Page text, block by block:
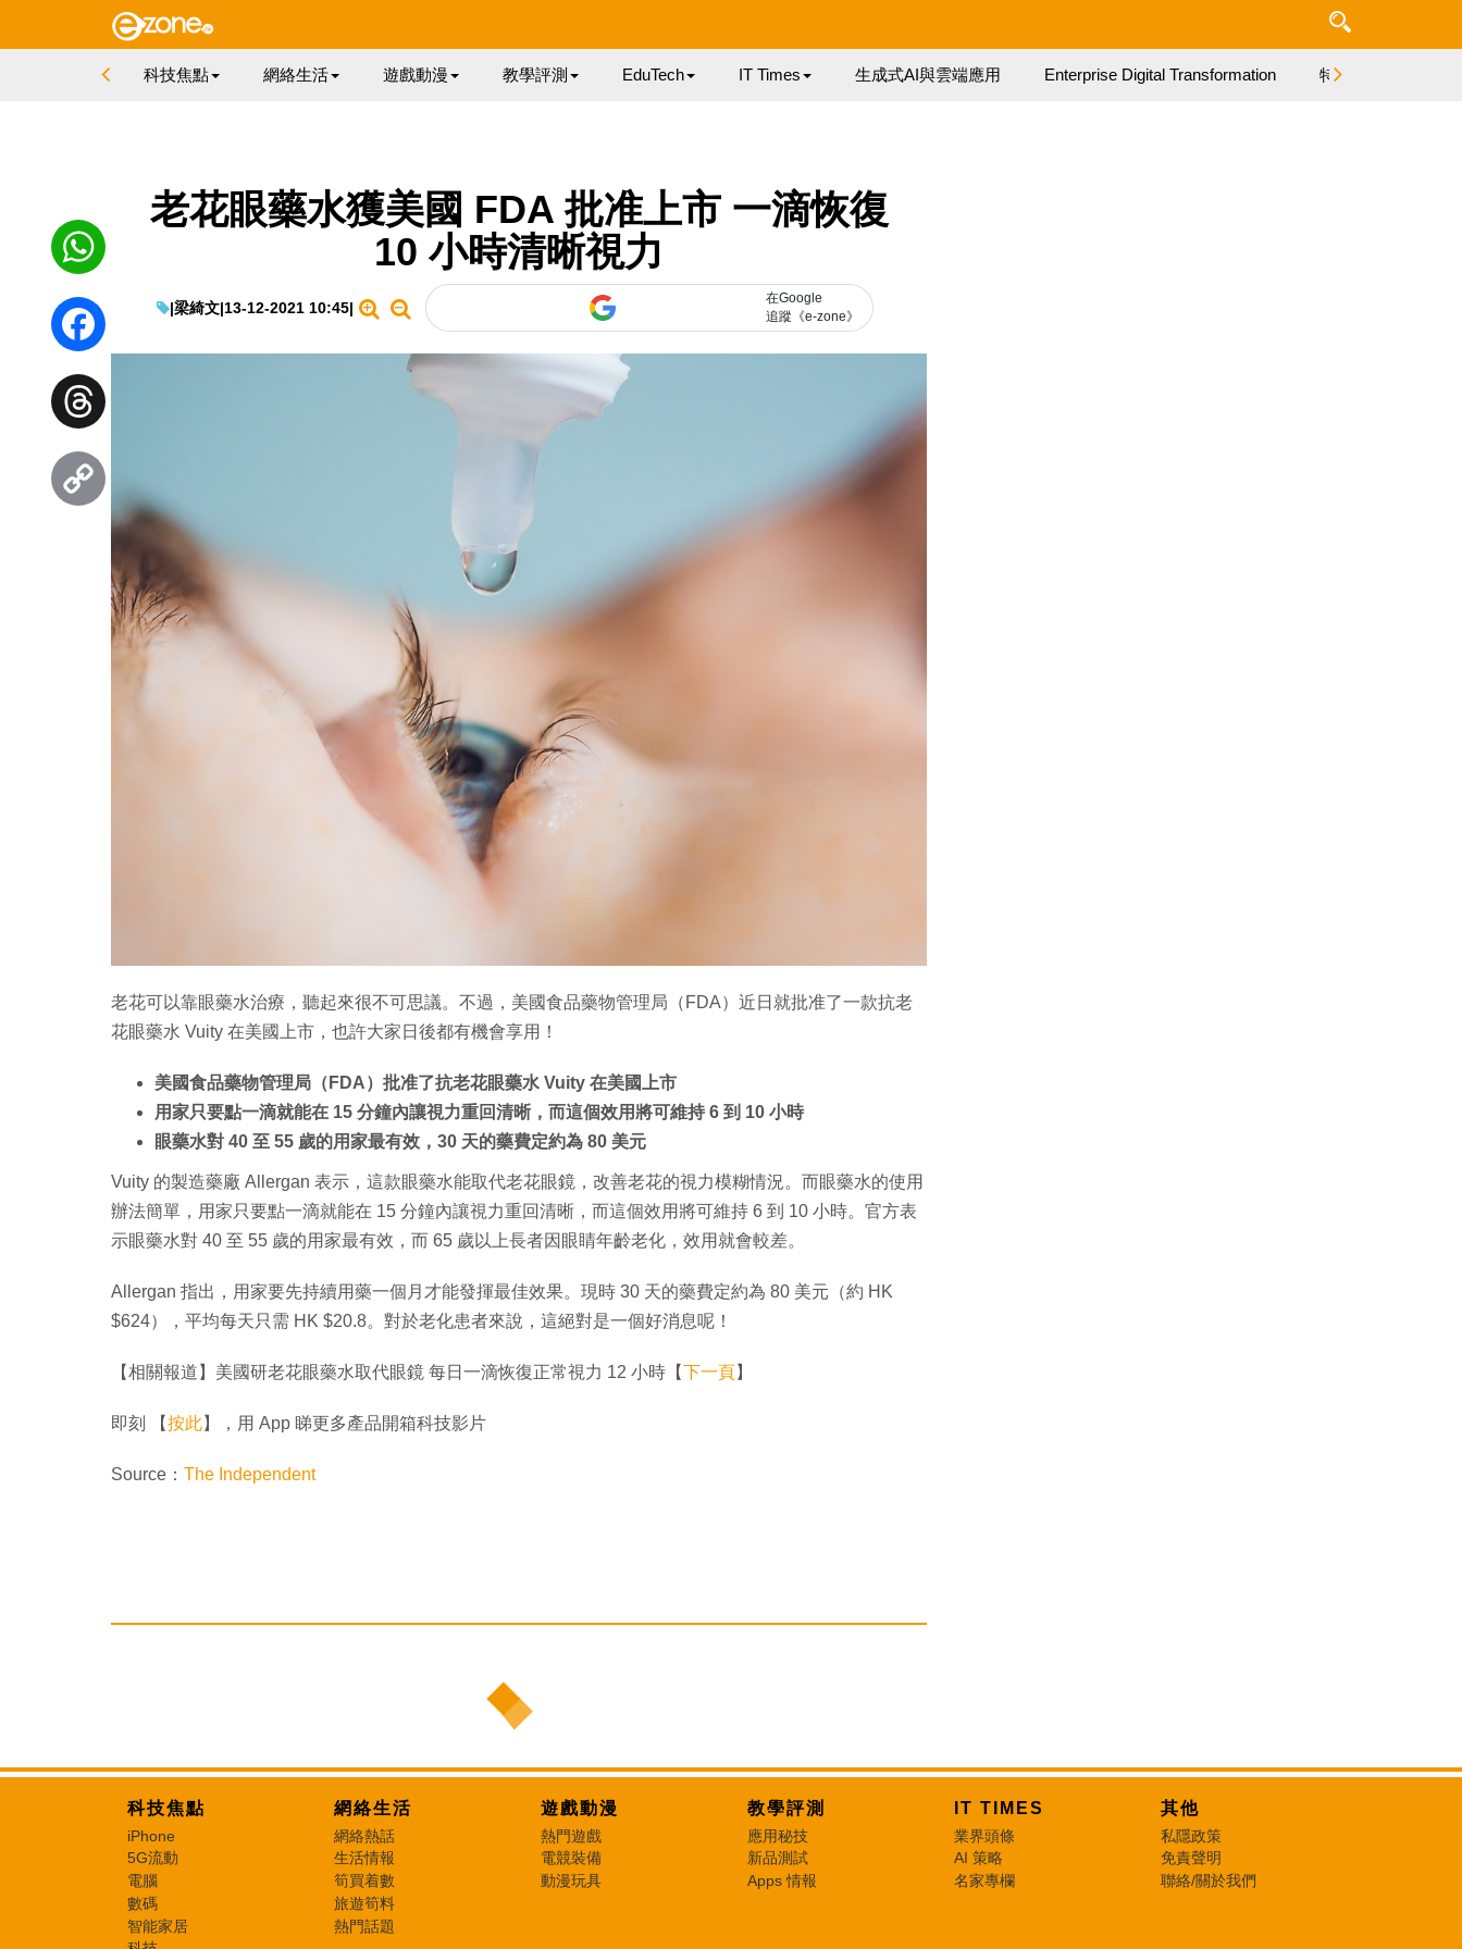
科技焦點 網絡生活 遊戲動漫 教學評測 EduTech IT Times 生成式AI與雲端應用 Enterprise Digital Transformation 特集
老花眼藥水獲美國 FDA 批准上市 一滴恢復
10 小時清晰視力
|梁綺文|13-12-2021 10:45|
在Google
追蹤《e-zone》
老花可以靠眼藥水治療，聽起來很不可思議。不過，美國食品藥物管理局（FDA）近日就批准了一款抗老
花眼藥水 Vuity 在美國上市，也許大家日後都有機會享用！
美國食品藥物管理局（FDA）批准了抗老花眼藥水 Vuity 在美國上市
用家只要點一滴就能在 15 分鐘內讓視力重回清晰，而這個效用將可維持 6 到 10 小時
眼藥水對 40 至 55 歲的用家最有效，30 天的藥費定約為 80 美元
Vuity 的製造藥廠 Allergan 表示，這款眼藥水能取代老花眼鏡，改善老花的視力模糊情況。而眼藥水的使用
辦法簡單，用家只要點一滴就能在 15 分鐘內讓視力重回清晰，而這個效用將可維持 6 到 10 小時。官方表
示眼藥水對 40 至 55 歲的用家最有效，而 65 歲以上長者因眼睛年齡老化，效用就會較差。
Allergan 指出，用家要先持續用藥一個月才能發揮最佳效果。現時 30 天的藥費定約為 80 美元（約 HK
$624），平均每天只需 HK $20.8。對於老化患者來說，這絕對是一個好消息呢！
【相關報道】美國研老花眼藥水取代眼鏡 每日一滴恢復正常視力 12 小時【下一頁】
即刻 【按此】，用 App 睇更多產品開箱科技影片
Source： The Independent
WhatsApp
Facebook
Threads
Link
科技焦點
iPhone
5G流動
電腦
數碼
智能家居
網絡生活
網絡熱話
生活情報
筍買着數
旅遊筍料
熱門話題
遊戲動漫
熱門遊戲
電競裝備
動漫玩具
教學評測
應用秘技
新品測試
Apps 情報
IT TIMES
業界頭條
AI 策略
名家專欄
其他
私隱政策
免責聲明
聯絡/關於我們